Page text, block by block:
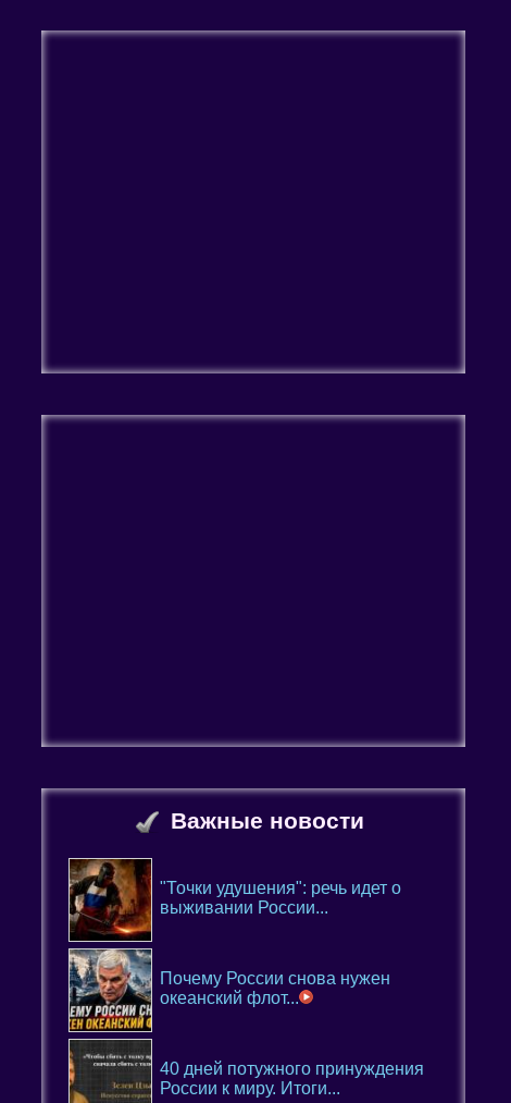
Важные новости
"Точки удушения": речь идет о
выживании России...
Почему России снова нужен
океанский флот...
40 дней потужного принуждения
России к миру. Итоги...